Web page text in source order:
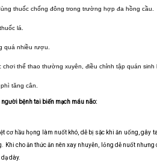
thuốc chống đông trong trường hợp đa hồng cầu.
lá.
quá nhiều rượu.
chơi thể thao thường xuyên, điều chỉnh tập quán
tăng cân.
người bệnh tai biến mạch máu não:
cơ hầu họng làm nuốt khó, dễ bị sặc khi ăn uống,
Khi cho ăn thức ăn nên xay nhuyễn, lỏng dễ nuốt
dày.